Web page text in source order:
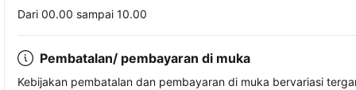
Dari 00.00 sampai 10.00
Pembatalan/ pembayaran di muka
Kebijakan pembatalan dan pembayaran di muka bervariasi